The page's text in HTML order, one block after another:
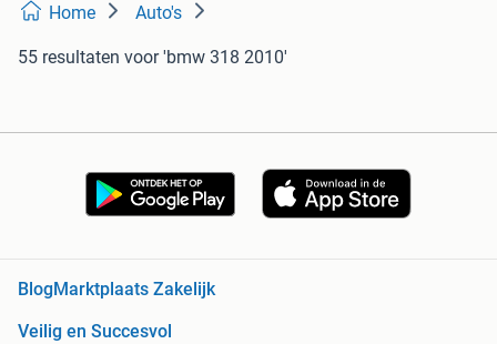
Home Auto's
55 resultaten voor 'bmw 318 2010'
Blog Marktplaats Zakelijk
Veilig en Succesvol